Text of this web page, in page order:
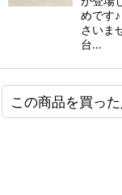
めです
さいま
台…
この商品を買っ